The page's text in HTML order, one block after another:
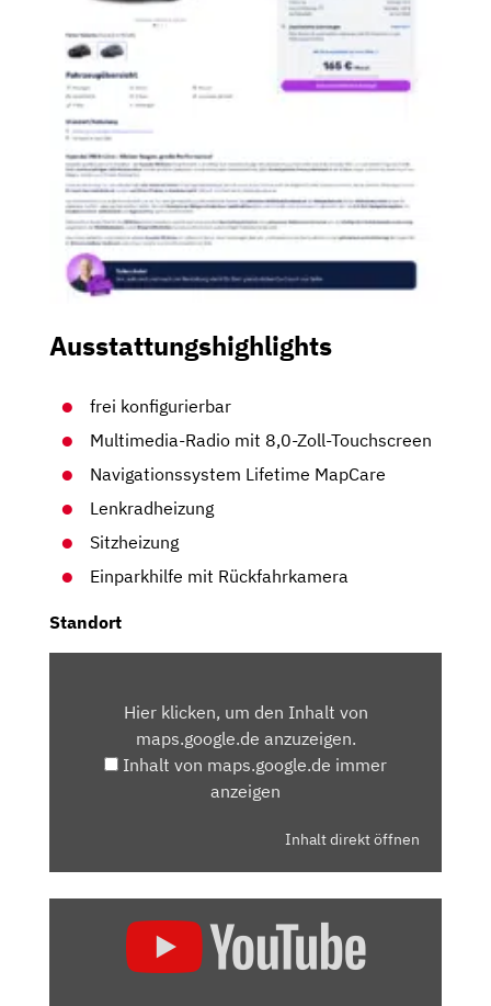
Ausstattungshighlights
frei konfigurierbar
Multimedia-Radio mit 8,0-Zoll-Touchscreen
Navigationssystem Lifetime MapCare
Lenkradheizung
Sitzheizung
Einparkhilfe mit Rückfahrkamera
Standort
MAPS.GOOGLE.DEHier klicken, um den Inhalt von
maps.google.de anzuzeigen.
Inhalt von maps.google.de immer
anzeigen
Inhalt direkt öffnen